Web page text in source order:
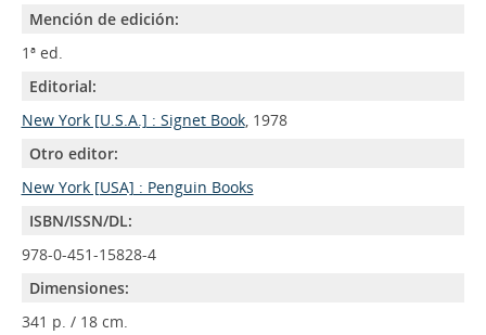
Mención de edición:
1ª ed.
Editorial:
New York [U.S.A.] : Signet Book, 1978
Otro editor:
New York [USA] : Penguin Books
ISBN/ISSN/DL:
978-0-451-15828-4
Dimensiones:
341 p. / 18 cm.